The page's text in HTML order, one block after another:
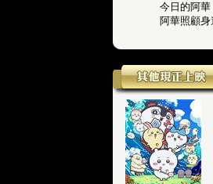
今日的阿
阿華照顧